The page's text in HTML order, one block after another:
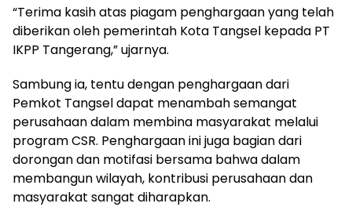
“Terima kasih atas piagam penghargaan yang telah
diberikan oleh pemerintah Kota Tangsel kepada PT
IKPP Tangerang,” ujarnya.
Sambung ia, tentu dengan penghargaan dari
Pemkot Tangsel dapat menambah semangat
perusahaan dalam membina masyarakat melalui
program CSR. Penghargaan ini juga bagian dari
dorongan dan motifasi bersama bahwa dalam
membangun wilayah, kontribusi perusahaan dan
masyarakat sangat diharapkan.